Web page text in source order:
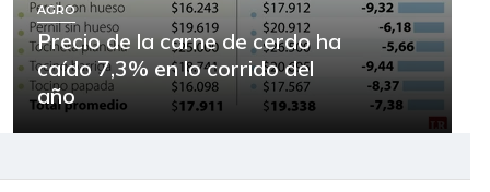
AGRO
Precio de la carne de cerdo ha
caído 7,3% en lo corrido del
año